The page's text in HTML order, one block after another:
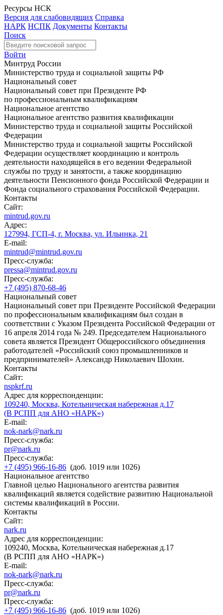
Ресурсы НСК
Версия для слабовидящих Справка
НАРК НСПК Документы Контакты
Поиск
Войти
Минтруд России
Министерство труда и социальной защиты РФ
Национальный совет
Национальный совет при Президенте РФ
по профессиональным квалификациям
Национальное агентство
Национальное агентство развития квалификации
Министерство труда и социальной защиты Российской
Федерации
Министерство труда и социальной защиты Российской
Федерации осуществляет координацию и контроль
деятельности находящейся в его ведении Федеральной
службы по труду и занятости, а также координацию
деятельности Пенсионного фонда Российской Федерации и
Фонда социального страхования Российской Федерации.
Контакты
Сайт:
mintrud.gov.ru
Адрес:
127994, ГСП-4, г. Москва, ул. Ильинка, 21
E-mail:
mintrud@mintrud.gov.ru
Пресс-служба:
pressa@mintrud.gov.ru
Пресс-служба:
+7 (495) 870-68-46
Национальный совет
Национальный совет при Президенте Российской Федерации
по профессиональным квалификациям был создан в
соответствии с Указом Президента Российской Федерации от
16 апреля 2014 года № 249. Председателем Национального
совета является Президент Общероссийского объединения
работодателей «Российский союз промышленников и
предпринимателей» Александр Николаевич Шохин.
Контакты
Сайт:
nspkrf.ru
Адрес для корреспонденции:
109240, Москва, Котельническая набережная д.17
(В РСПП для АНО «НАРК»)
E-mail:
nok-nark@nark.ru
Пресс-служба:
pr@nark.ru
Пресс-служба:
+7 (495) 966-16-86 (доб. 1019 или 1026)
Национальное агентство
Главной целью Национального агентства развития
квалификаций является содействие развитию Национальной
системы квалификаций в России.
Контакты
Сайт:
nark.ru
Адрес для корреспонденции:
109240, Москва, Котельническая набережная д.17
(В РСПП для АНО «НАРК»)
E-mail:
nok-nark@nark.ru
Пресс-служба:
pr@nark.ru
Пресс-служба:
+7 (495) 966-16-86 (доб. 1019 или 1026)